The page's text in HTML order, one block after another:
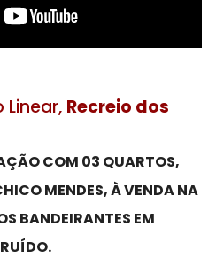
Recreio dos
COM 03 QUARTOS,
MENDES, À VENDA NA
BANDEIRANTES EM